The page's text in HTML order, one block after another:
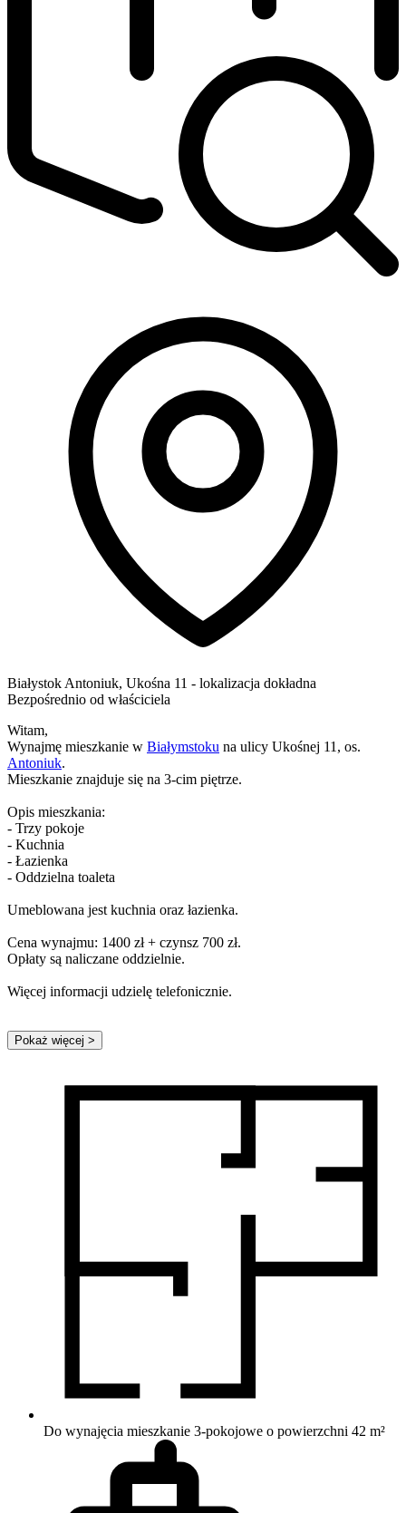
Białystok Antoniuk, Ukośna 11 - lokalizacja dokładna
Bezpośrednio od właściciela
Witam,
Wynajmę mieszkanie w Białymstoku na ulicy Ukośnej 11, os.
Antoniuk.
Mieszkanie znajduje się na 3-cim piętrze.
Opis mieszkania:
- Trzy pokoje
- Kuchnia
- Łazienka
- Oddzielna toaleta
Umeblowana jest kuchnia oraz łazienka.
Cena wynajmu: 1400 zł + czynsz 700 zł.
Opłaty są naliczane oddzielnie.
Więcej informacji udzielę telefonicznie.
Pokaż więcej >
Do wynajęcia mieszkanie 3-pokojowe o powierzchni 42 m²